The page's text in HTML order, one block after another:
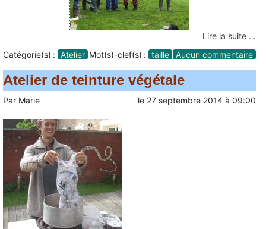
Lire la suite …
Catégorie(s) : Atelier Mot(s)-clef(s) : taille Aucun commentaire
Atelier de teinture végétale
Par Marie le 27 septembre 2014 à 09:00